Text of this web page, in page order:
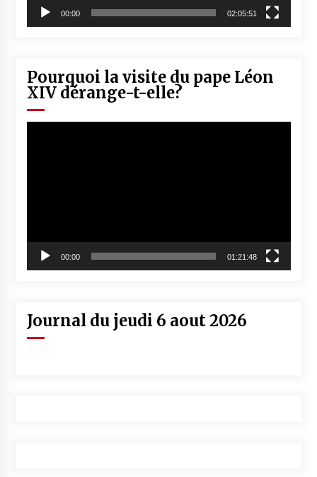
00:00 02:05:51
Pourquoi la visite du pape Léon
XIV dérange-t-elle?
00:00 01:21:48
Journal du jeudi 6 aout 2026